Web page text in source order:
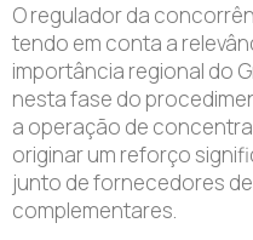
O regulador da
tendo em conta a
importância regional do
nesta fase do
a operação de
originar um reforço
junto de fornecedores
complementares.